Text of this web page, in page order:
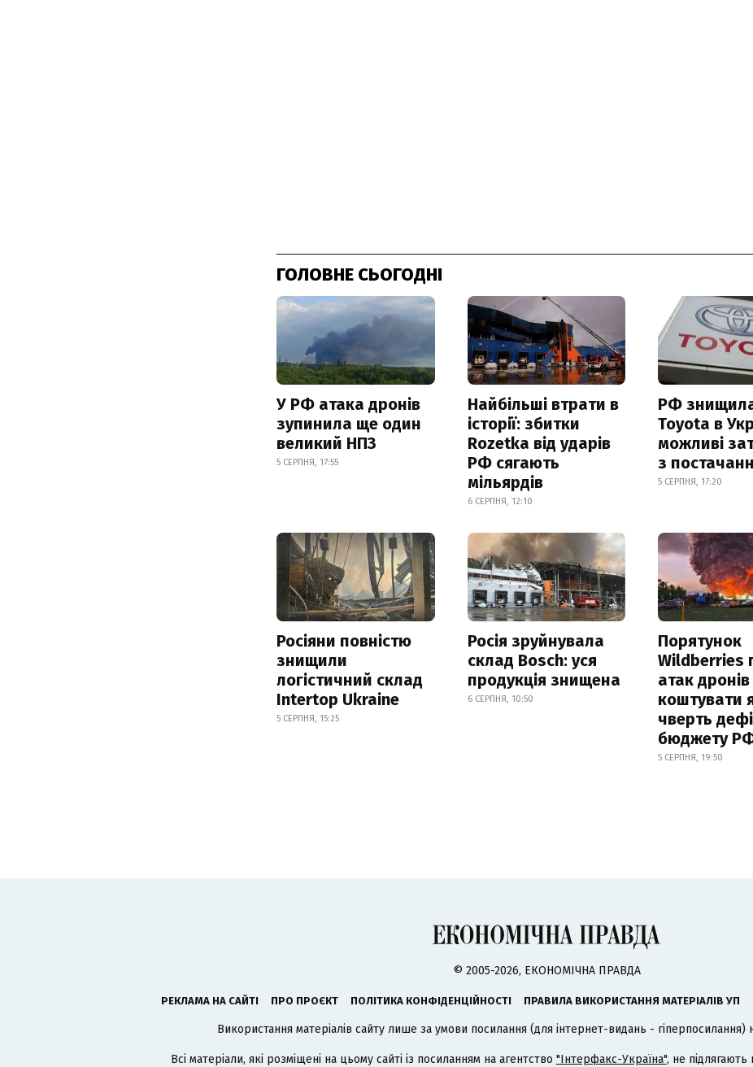
ГОЛОВНЕ СЬОГОДНІ
У РФ атака дронів
зупинила ще один
великий НПЗ
5 СЕРПНЯ, 17:55
Найбільші втрати в
історії: збитки
Rozetka від ударів
РФ сягають
мільярдів
6 СЕРПНЯ, 12:10
РФ
Toyota в
можливі
з
5 СЕРПНЯ, 17:20
Росіяни повністю
знищили
логістичний склад
Intertop Ukraine
5 СЕРПНЯ, 15:25
Росія зруйнувала
склад Bosch: уся
продукція знищена
6 СЕРПНЯ, 10:50
Порятунок
Wildberries
атак
коштувати
чверть
бюджету
5 СЕРПНЯ, 19:50
© 2005-2026, ЕКОНОМІЧНА ПРАВДА
РЕКЛАМА НА САЙТІ ПРО ПРОЄКТ ПОЛІТИКА КОНФІДЕНЦІЙНОСТІ ПРАВИЛА ВИКОРИСТАННЯ МАТЕРІАЛІВ УП
Використання матеріалів сайту лише за умови посилання (для інтернет-видань - гіперпосилання)
Всі матеріали, які розміщені на цьому сайті із посиланням на агентство "Інтерфакс-Україна", не